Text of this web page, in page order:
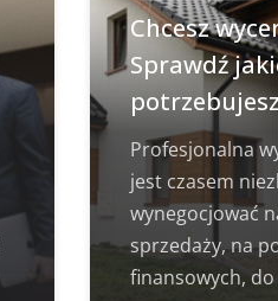
Chcesz
Sprawdź
Profesjonalna
jest czasem
wynegocjować
sprzedaży, na
finansowych,